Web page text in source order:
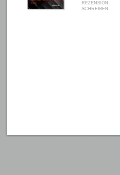
REZENSION
SCHREIBEN